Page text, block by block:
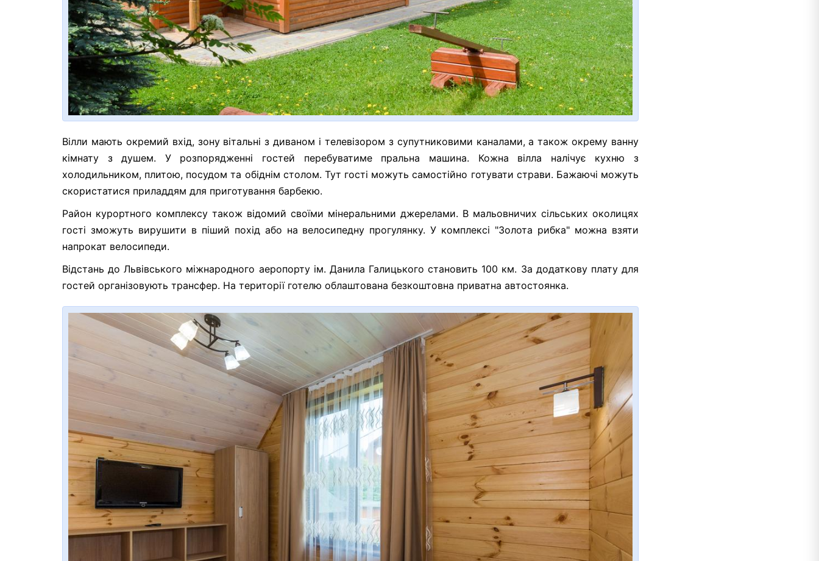
Вілли мають окремий вхід, зону вітальні з диваном і телевізором з супутниковими каналами, а також окрему ванну
кімнату з душем. У розпорядженні гостей перебуватиме пральна машина. Кожна вілла налічує кухню з
холодильником, плитою, посудом та обіднім столом. Тут гості можуть самостійно готувати страви. Бажаючі можуть
скористатися приладдям для приготування барбекю.
Район курортного комплексу також відомий своїми мінеральними джерелами. В мальовничих сільських околицях
гості зможуть вирушити в піший похід або на велосипедну прогулянку. У комплексі "Золота рибка" можна взяти
напрокат велосипеди.
Відстань до Львівського міжнародного аеропорту ім. Данила Галицького становить 100 км. За додаткову плату для
гостей організовують трансфер. На території готелю облаштована безкоштовна приватна автостоянка.